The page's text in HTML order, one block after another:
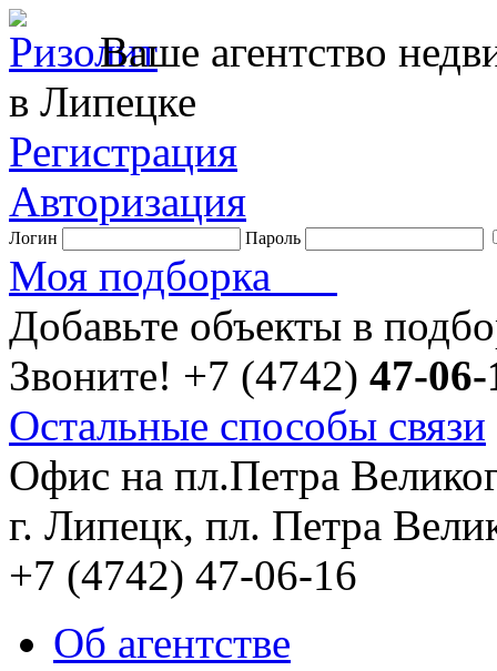
Ваше агентство
в Липецке
Регистрация
Авторизация
Логин Пароль
Моя подборка
Добавьте объекты в
Звоните! +7 (4742) 47-06-
Остальные способы связи
Офис на пл.Петра
г. Липецк, пл. Петра
+7 (4742) 47-06-16
Об агентстве